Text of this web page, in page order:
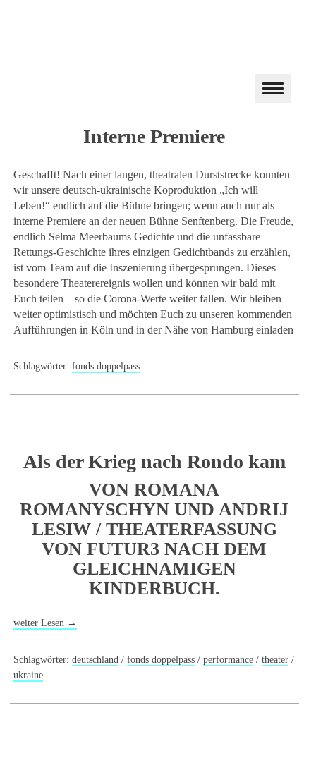
Interne Premiere
Geschafft! Nach einer langen, theatralen Durststrecke konnten
wir unsere deutsch-ukrainische Koproduktion „Ich will
Leben!“ endlich auf die Bühne bringen; wenn auch nur als
interne Premiere an der neuen Bühne Senftenberg. Die Freude,
endlich Selma Meerbaums Gedichte und die unfassbare
Rettungs-Geschichte ihres einzigen Gedichtbands zu erzählen,
ist vom Team auf die Inszenierung übergesprungen. Dieses
besondere Theaterereignis wollen und können wir bald mit
Euch teilen – so die Corona-Werte weiter fallen. Wir bleiben
weiter optimistisch und möchten Euch zu unseren kommenden
Aufführungen in Köln und in der Nähe von Hamburg einladen
Schlagwörter:fonds doppelpass
Als der Krieg nach Rondo kam
VON ROMANA
ROMANYSCHYN UND ANDRIJ
LESIW / THEATERFASSUNG
VON FUTUR3 NACH DEM
GLEICHNAMIGEN
KINDERBUCH.
weiter Lesen →
Schlagwörter:deutschland /fonds doppelpass /performance /theater /
ukraine